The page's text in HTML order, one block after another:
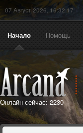
07 Август 2026, 16:32:17
Начало Помощь
Онлайн сейчас: 2230